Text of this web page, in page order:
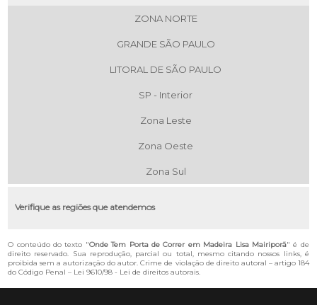
ZONA NORTE
GRANDE SÃO PAULO
LITORAL DE SÃO PAULO
SP - Interior
Zona Leste
Zona Oeste
Zona Sul
Verifique as regiões que atendemos
O conteúdo do texto "Onde Tem Porta de Correr em Madeira Lisa Mairiporã" é de
direito reservado. Sua reprodução, parcial ou total, mesmo citando nossos links, é
proibida sem a autorização do autor. Crime de violação de direito autoral – artigo 184
do Código Penal – Lei 9610/98 - Lei de direitos autorais.